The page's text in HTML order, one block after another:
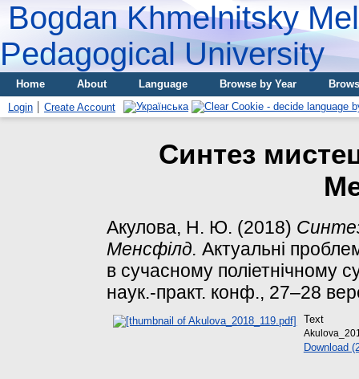
Bogdan Khmelnitsky
Pedagogical University
Home About Language Browse by Year
Login
Create Account
Синтез
Акулова, Н. Ю. (2018)
Менсфілд. Актуальні
в сучасному поліетнічному
наук.-практ. конф., 27–28
Text
Download